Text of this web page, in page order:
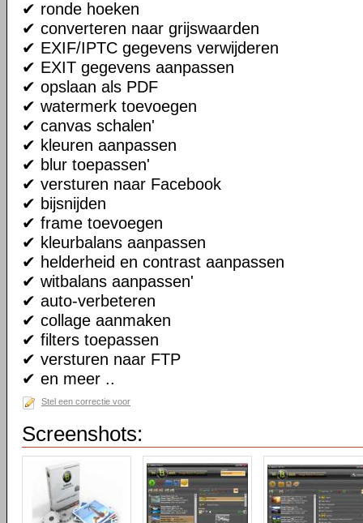
✔ ronde hoeken
✔ converteren naar grijswaarden
✔ EXIF/IPTC gegevens verwijderen
✔ EXIT gegevens aanpassen
✔ opslaan als PDF
✔ watermerk toevoegen
✔ canvas schalen'
✔ kleuren aanpassen
✔ blur toepassen'
✔ versturen naar Facebook
✔ bijsnijden
✔ frame toevoegen
✔ kleurbalans aanpassen
✔ helderheid en contrast aanpassen
✔ witbalans aanpassen'
✔ auto-verbeteren
✔ collage aanmaken
✔ filters toepassen
✔ versturen naar FTP
✔ en meer ..
Stel een correctie voor
Screenshots: